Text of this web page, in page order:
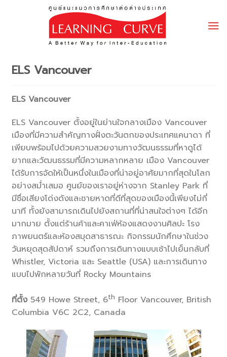
ELS Vancouver
ELS Vancouver
ELS Vancouver ตั้งอยู่ในย่านใจกลางเมือง Vancouver
เมืองที่มีความสำคัญทางฝั่งตะวันตกของประเทศแคนาดา ที่
เพียบพร้อมไปด้วยความสวยงามทางวัฒนธรรมที่หาดูได้
ยากและวัฒนธรรมที่มีความหลากหลาย เมือง Vancouver
ได้รับการจัดให้เป็นหนึ่งในเมืองที่น่าอยู่อาศัยมากที่สุดในโลก
อย่างสม่ำเสมอ ศูนย์ของเราอยู่ห่างจาก Stanley Park ที่
มีชื่อเสียงโด่งดังและชายหาดที่ดีที่สุดของเมืองนี้เพียงไม่กี่
นาที ทั้งยังสามารถเดินไปยังสถานที่ที่น่าสนใจต่างๆ ได้อีก
มากมาย ตั้งแต่ร้านค้าและคาเฟ่ห้องแสดงงานศิลปะ โรง
ภาพยนตร์และห้องสมุดสาธารณะ กิจกรรมนักศึกษาในช่วง
วันหยุดสุดสัปดาห์ รวมถึงการเดินทางแบบเช้าไปเย็นกลับที่
Whistler, Victoria และ Seattle (USA) และการเดินทาง
แบบไปพักหลายวันที่ Rocky Mountains
ที่ตั้ง549 Howe Street, 6th Floor Vancouver, British
Columbia V6C 2C2, Canada